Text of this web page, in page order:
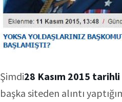
Şimdi28 Kasım 2015
başka siteden alıntı